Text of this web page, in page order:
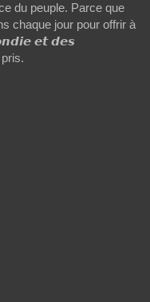
du peuple. Parce que
chaque jour pour offrir à
𝙚𝙩 𝙙𝙚𝙨